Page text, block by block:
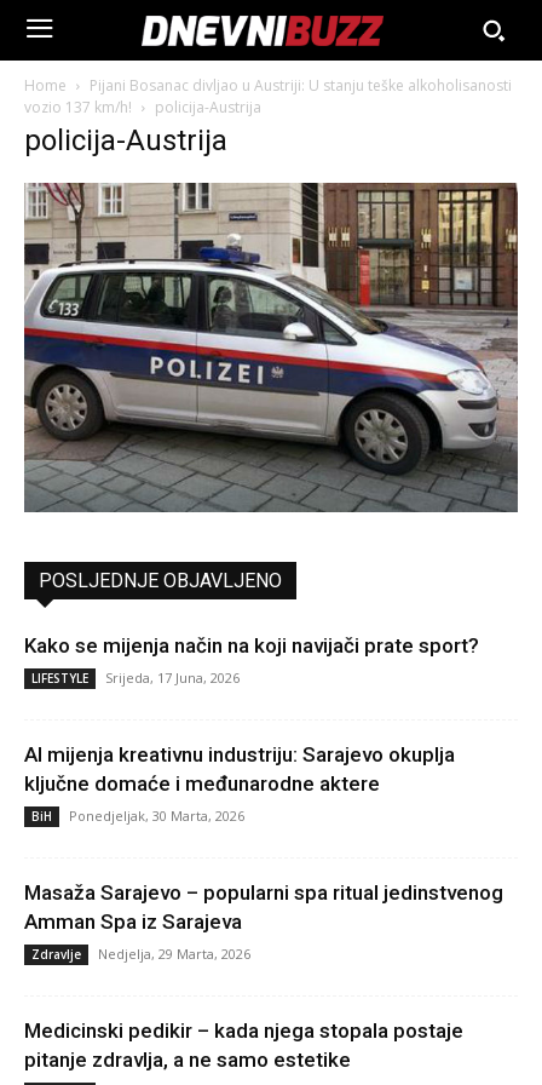
Home
Pijani Bosanac divljao u Austriji: U stanju teške alkoholisanosti
vozio 137 km/h!
policija-Austrija
policija-Austrija
POSLJEDNJE OBJAVLJENO
Kako se mijenja način na koji navijači prate sport?
LIFESTYLE Srijeda, 17 Juna, 2026
AI mijenja kreativnu industriju: Sarajevo okuplja
ključne domaće i međunarodne aktere
BiH Ponedjeljak, 30 Marta, 2026
Masaža Sarajevo – popularni spa ritual jedinstvenog
Amman Spa iz Sarajeva
Zdravlje Nedjelja, 29 Marta, 2026
Medicinski pedikir – kada njega stopala postaje
pitanje zdravlja, a ne samo estetike